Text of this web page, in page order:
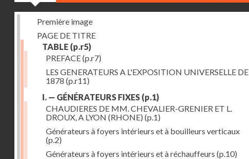
Première image
PAGE DE TITRE
TABLE (p.r5)
PREFACE(p.r7)
LES GENERATEURS A L'EXPOSITION UNIVERSELLE DE
1878 (p.r11)
I. — GÉNÉRATEURS FIXES (p.1)
CHAUDIERES DE MM. CHEVALIER-GRENIER ET L.
DROUX, A LYON (RHONE) (p.1)
Générateurs à foyers intérieurs et à bouilleurs verticaux
(p.2)
Générateurs à foyers intérieurs et à réchauffeurs (p.10)